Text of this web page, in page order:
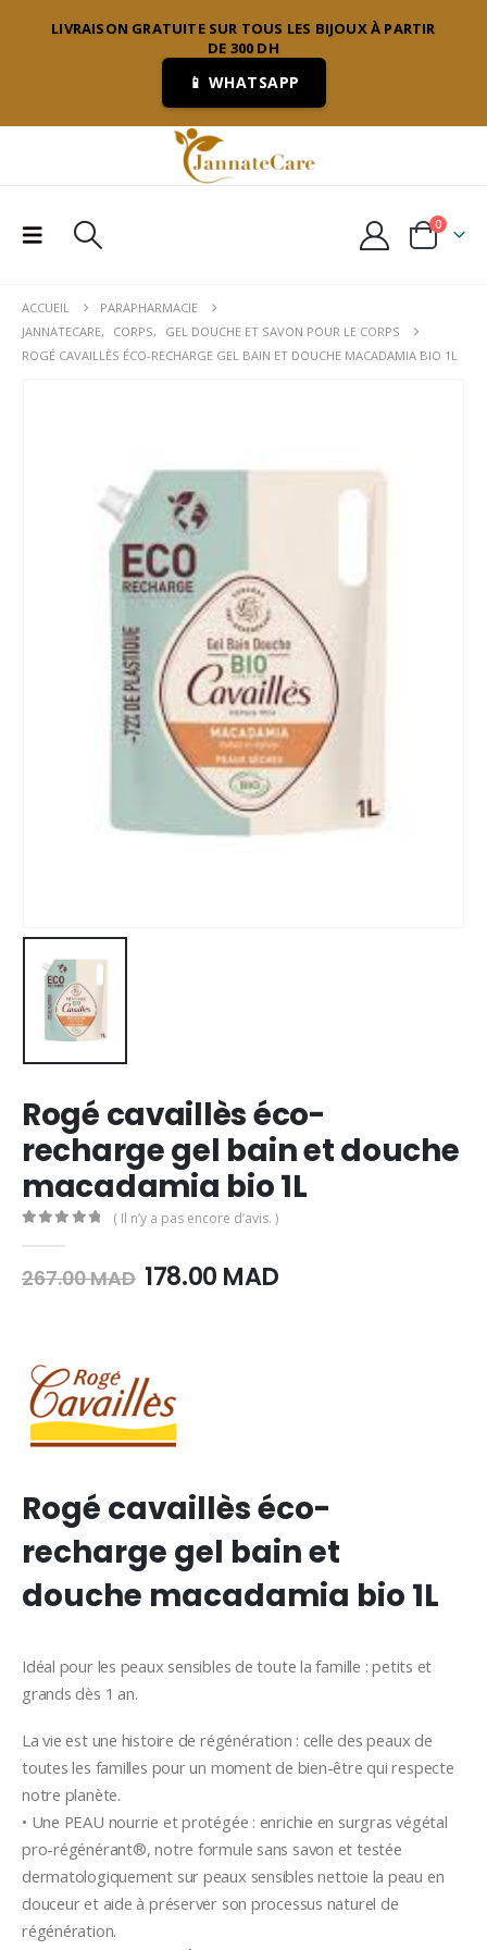
LIVRAISON GRATUITE SUR TOUS LES BIJOUX À PARTIR
DE 300 DH
📱 WHATSAPP
0
ACCUEIL
PARAPHARMACIE
JANNATECARE, CORPS,
GEL DOUCHE ET SAVON POUR LE CORPS
ROGÉ CAVAILLÈS ÉCO-RECHARGE GEL BAIN ET DOUCHE MACADAMIA BIO 1L
Rogé cavaillès éco-
recharge gel bain et douche
macadamia bio 1L
( Il n’y a pas encore d’avis. )
267.00MAD Le
267.00
MAD.
178.00 MADLe
Rogé cavaillès éco-
recharge gel bain et
douche macadamia bio 1L
Idéal pour les peaux sensibles de toute la famille : petits et
grands dès 1 an.
La vie est une histoire de régénération : celle des peaux de
toutes les familles pour un moment de bien-être qui respecte
notre planète.
• Une PEAU nourrie et protégée : enrichie en surgras végétal
pro-régénérant®, notre formule sans savon et testée
dermatologiquement sur peaux sensibles nettoie la peau en
douceur et aide à préserver son processus naturel de
régénération.